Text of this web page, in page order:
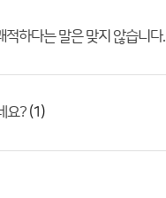
하다는 말은 맞지 않습니다.
요? (1)